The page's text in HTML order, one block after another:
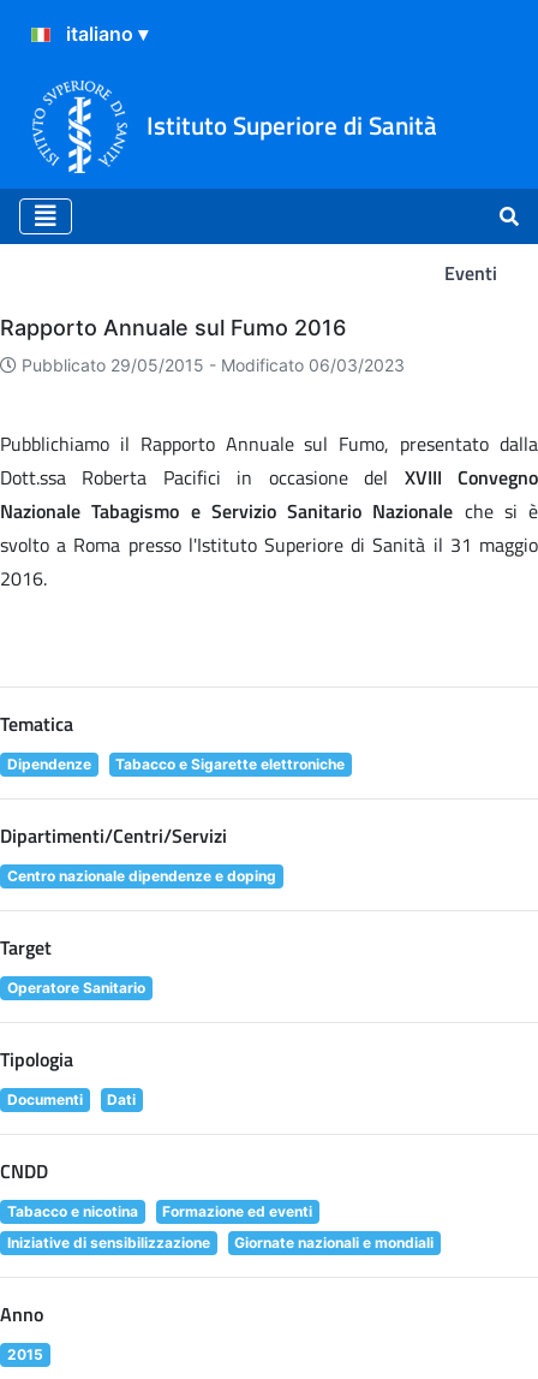
Istituto Superiore di Sanità
Eventi
Eventi
Rapporto Annuale sul Fumo 2016
Pubblicato 29/05/2015 - Modificato 06/03/2023
Pubblichiamo il Rapporto Annuale sul Fumo, presentato dalla
Dott.ssa Roberta Pacifici in occasione del XVIII Convegno
Nazionale Tabagismo e Servizio Sanitario Nazionale che si è
svolto a Roma presso l'Istituto Superiore di Sanità il 31 maggio
2016.
Tematica
Dipendenze Tabacco e Sigarette elettroniche
Dipartimenti/Centri/Servizi
Centro nazionale dipendenze e doping
Target
Operatore Sanitario
Tipologia
Documenti Dati
CNDD
Tabacco e nicotina
Formazione ed eventi
Iniziative di sensibilizzazione
Giornate nazionali e mondiali
Anno
2015